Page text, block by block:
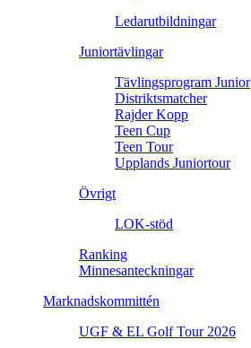
Ledarutbildningar
Juniortävlingar
Tävlingsprogram Junior
Distriktsmatcher
Rajder Kopp
Teen Cup
Teen Tour
Upplands Juniortour
Övrigt
LOK-stöd
Ranking
Minnesanteckningar
Marknadskommittén
UGF & EL Golf Tour 2026